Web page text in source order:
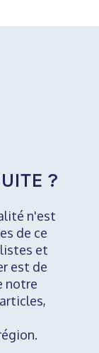
?
n'est
de ce
et
est de
notre